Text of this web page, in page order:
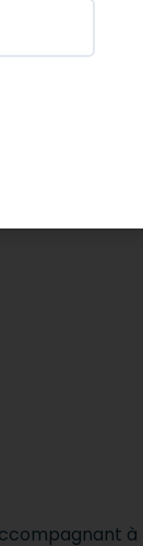
selon
sont attribués
à